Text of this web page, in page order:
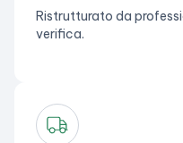
Ristrutturato da
verifica.